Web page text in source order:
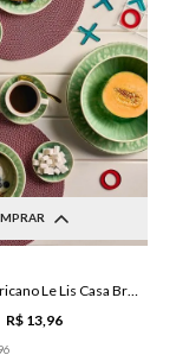
Lugar Americano Le Lis Casa Brenda
R$ 13 96